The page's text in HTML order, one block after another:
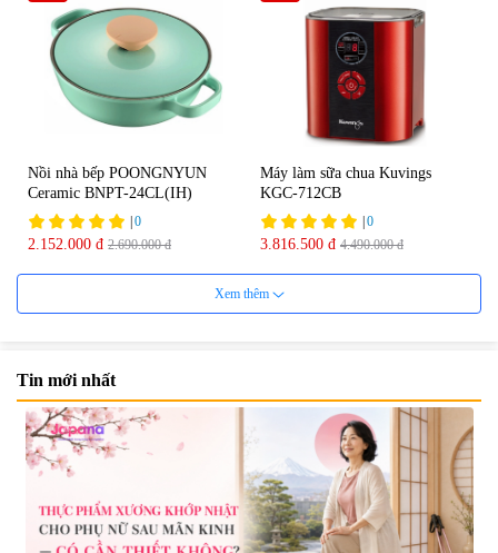
Nồi nhà bếp POONGNYUN
Ceramic BNPT-24CL(IH)
0
2.152.000 đ 2.690.000 đ
Máy làm sữa chua Kuvings
KGC-712CB
0
3.816.500 đ 4.490.000 đ
Máy ép Kuvings NS-321CBM2
| 0
12.392.000 đ 15.490.000 đ
30%
Nồi nhà bếp nhôm
POONGNYUN FMPT-
28CH(IH)
|0
2.443.000 đ 3.490.000 đ
Xem thêm
Tin mới nhất